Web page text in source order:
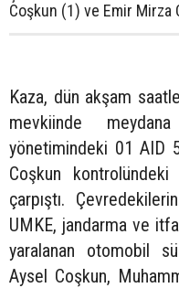
Coşkun (1) ve Emir
Kaza, dün akşam
mevkiinde
yönetimindeki 01 AID
Coşkun
çarpıştı.
UMKE, jandarma ve
yaralanan otomobil
Aysel Coşkun,